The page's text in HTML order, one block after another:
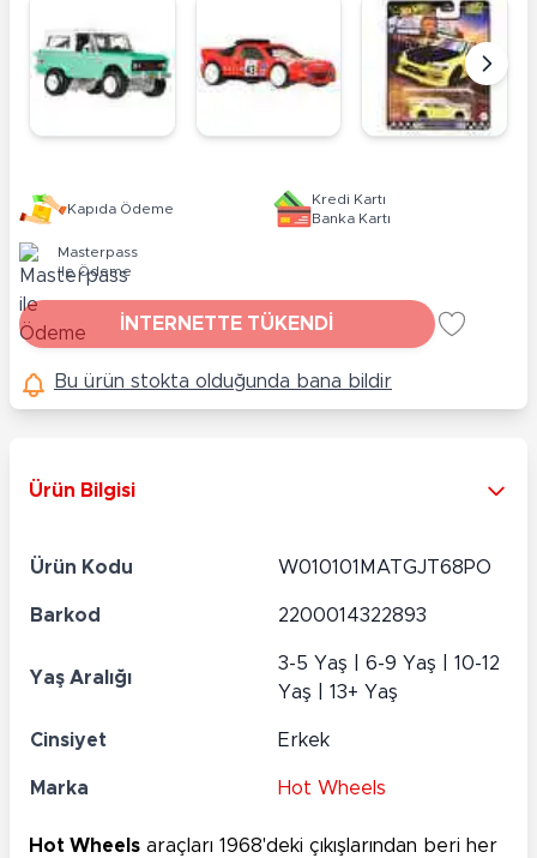
Kapıda Ödeme
Kredi Kartı
Banka Kartı
Masterpass
ile Ödeme
İNTERNETTE TÜKENDİ
Bu ürün stokta olduğunda bana bildir
Ürün Bilgisi
Ürün Kodu W010101MATGJT68PO
Barkod 2200014322893
Yaş Aralığı
3-5 Yaş | 6-9 Yaş | 10-12
Yaş | 13+ Yaş
Cinsiyet Erkek
Marka Hot Wheels
Hot Wheels araçları 1968'deki çıkışlarından beri her